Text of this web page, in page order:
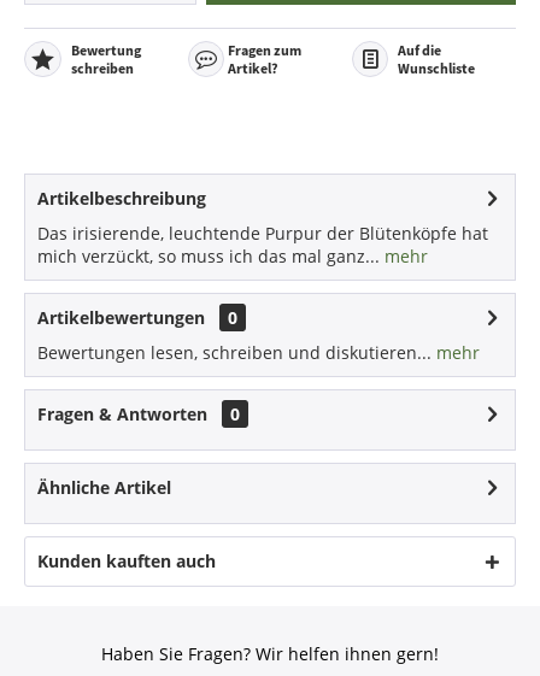
Bewertung
schreiben
Fragen zum
Artikel?
Auf die
Wunschliste
Artikelbeschreibung
Das irisierende, leuchtende Purpur der Blütenköpfe hat
mich verzückt, so muss ich das mal ganz... mehr
Artikelbewertungen
0
Bewertungen lesen, schreiben und diskutieren... mehr
Fragen & Antworten 0
Ähnliche Artikel
Kunden kauften auch
Haben Sie Fragen? Wir helfen ihnen gern!